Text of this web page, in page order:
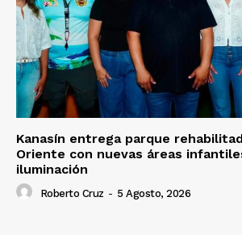
Kanasín entrega parque
Oriente con nuevas áreas
iluminación
Roberto Cruz - 5 Agosto, 2026